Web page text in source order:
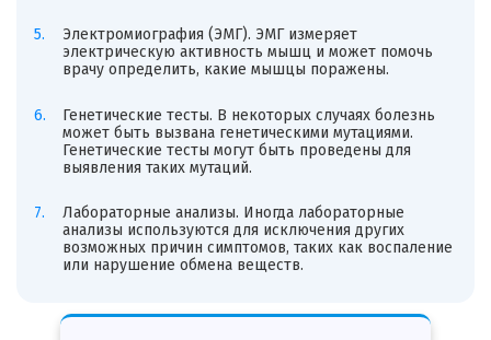
Электромиография (ЭМГ). ЭМГ измеряет
электрическую активность мышц и может помочь
врачу определить, какие мышцы поражены.
Генетические тесты. В некоторых случаях болезнь
может быть вызвана генетическими мутациями.
Генетические тесты могут быть проведены для
выявления таких мутаций.
Лабораторные анализы. Иногда лабораторные
анализы используются для исключения других
возможных причин симптомов, таких как воспаление
или нарушение обмена веществ.